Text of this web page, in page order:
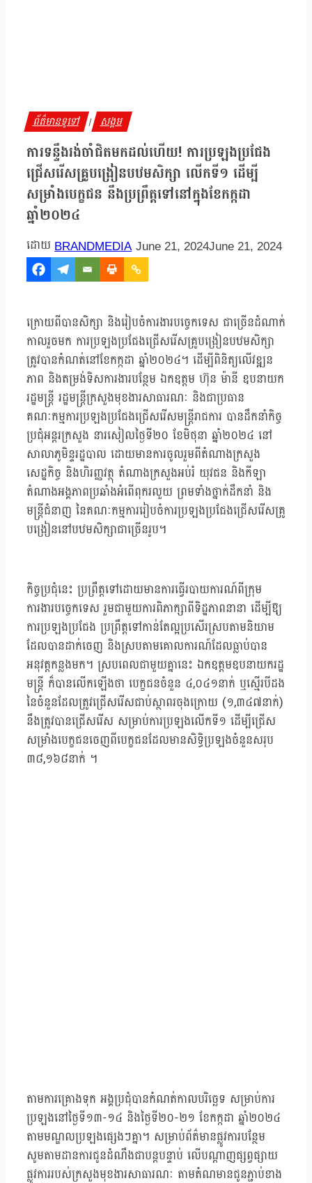
ព័ត៌មានទូទៅ | សង្គម
ការទន្ទឹងរង់ចាំជិតមកដល់ហើយ! ការប្រឡងប្រជែង
ជ្រើសរើសគ្រូបង្រៀនបឋមសិក្សា លើកទី១ ដើម្បី
សម្រាំងបេក្ខជន នឹងប្រព្រឹត្តទៅនៅក្នុងខែកក្កដា
ឆ្នាំ២០២៤
BRANDMEDIA June 21, 2024June 21, 2024
ក្រោយពីបានសិក្សា និងរៀបចំការងារបច្ចេកទេស ជាច្រើនដំណាក់
កាលរួចមក ការប្រឡងប្រជែងជ្រើសរើសគ្រូបង្រៀនបឋមសិក្សា
ត្រូវបានកំណត់នៅខែកក្កដា ឆ្នាំ២០២៤។ ដើម្បីពិនិត្យលើវឌ្ឍន
ភាព និងតម្រង់ទិសការងារបន្ថែម ឯកឧត្តម ហ៊ុន ម៉ានី ឧបនាយក
រដ្ឋមន្ត្រី រដ្ឋមន្ត្រីក្រសួងមុខងារសាធារណៈ និងជាប្រធាន
គណៈកម្មការប្រឡងប្រជែងជ្រើសរើសមន្ត្រីរាជការ បានដឹកនាំកិច្ច
ប្រជុំអន្តរក្រសួង នារសៀលថ្ងៃទី២០ ខែមិថុនា ឆ្នាំ២០២៤ នៅ
សាលាភូមិន្ទរដ្ឋបាល ដោយមានការចូលរួមពីតំណាងក្រសួង
សេដ្ឋកិច្ច និងហិរញ្ញវត្ថុ តំណាងក្រសួងអប់រំ យុវជន និងកីឡា
តំណាងអង្គភាពប្រឆាំងអំពើពុករលួយ ព្រមទាំងថ្នាក់ដឹកនាំ និង
មន្ត្រីជំនាញ នៃគណៈកម្មការរៀបចំការប្រឡងប្រជែងជ្រើសរើសគ្រូ
បង្រៀននៅបឋមសិក្សាជាច្រើនរូប។
កិច្ចប្រជុំនេះ ប្រព្រឹត្តទៅដោយមានការធ្វើរបាយការណ៍ពីក្រុម
ការងារបច្ចេកទេស រួមជាមួយការពិភាក្សាពីទិដ្ឋភាពនានា ដើម្បីឱ្យ
ការប្រឡងប្រជែង ប្រព្រឹត្តទៅកាន់តែល្អប្រសើរស្របតាមនិយាម
ដែលបានដាក់ចេញ និងស្របតាមគោលការណ៍ដែលធ្លាប់បាន
អនុវត្តកន្លងមក។ ស្របពេលជាមួយគ្នានេះ ឯកឧត្តមឧបនាយករដ្ឋ
មន្ត្រី ក៏បានលើកឡើងថា បេក្ខជនចំនួន ៤,០៤១នាក់ ឬស្មើរបីដង
នៃចំនួនដែលត្រូវជ្រើសរើសជាប់ស្ថាពរចុងក្រោយ (១,៣៤៧នាក់)
នឹងត្រូវបានជ្រើសរើស សម្រាប់ការប្រឡងលើកទី១ ដើម្បីជ្រើស
សម្រាំងបេក្ខជនចេញពីបេក្ខជនដែលមានសិទ្ធិប្រឡងចំនួនសរុប
៣៨,១៦៨នាក់ ។
តាមការគ្រោងទុក អង្គប្រជុំបានកំណត់កាលបរិច្ឆេទ សម្រាប់ការ
ប្រឡងនៅថ្ងៃទី១៣-១៤ និងថ្ងៃទី២០-២១ ខែកក្កដា ឆ្នាំ២០២៤
តាមមណ្ឌលប្រឡងផ្សេងៗគ្នា។ សម្រាប់ព័ត៌មានផ្លូវការបន្ថែម
សូមតាមដានការជូនដំណឹងជាបន្តបន្ទាប់ លើបណ្តាញផ្សព្វផ្សាយ
ផ្លូវការរបស់ក្រសួងមុខងារសាធារណៈ តាមតំណមានជូនភ្ជាប់ខាង